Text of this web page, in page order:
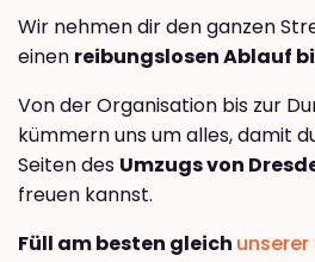
Wir nehmen dir den ganzen
einen reibungslosen Ablauf
Von der Organisation bis zur
kümmern uns um alles, damit
Seiten des Umzugs von
freuen kannst.
Füll am besten gleich